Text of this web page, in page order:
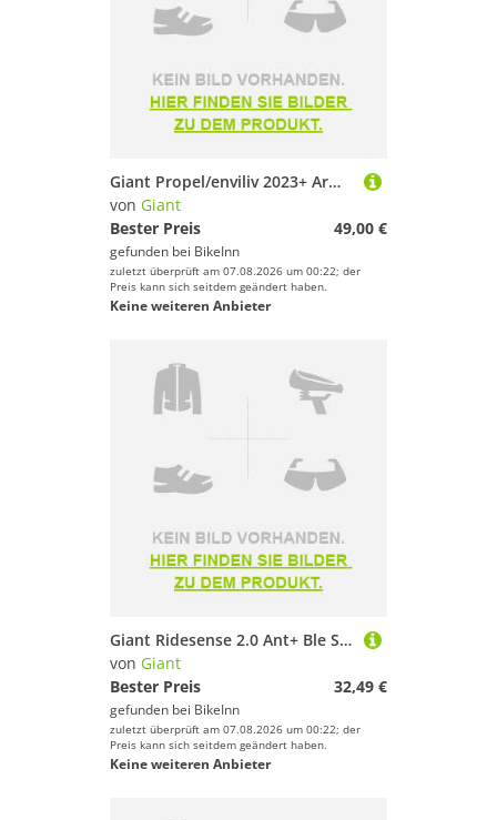
Giant Propel/enviliv 2023+ Armrest Pads Schwarz
von Giant
Bester Preis
49,00 €
gefunden bei BikeInn
zuletzt überprüft am 07.08.2026 um 00:22; der
Preis kann sich seitdem geändert haben.
Keine weiteren Anbieter
Giant Ridesense 2.0 Ant+ Ble Speed And Cadence Sensor Silber
von Giant
Bester Preis
32,49 €
gefunden bei BikeInn
zuletzt überprüft am 07.08.2026 um 00:22; der
Preis kann sich seitdem geändert haben.
Keine weiteren Anbieter